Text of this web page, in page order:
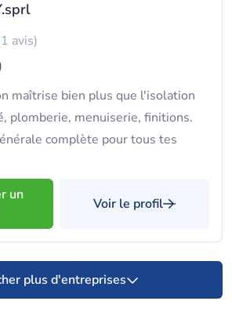
avis)
maîtrise bien plus que l'isolation
plomberie, menuiserie, finitions.
complète pour tous tes
un
Voir le profil
plus d'entreprises